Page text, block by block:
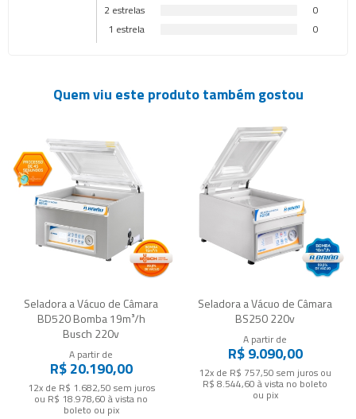
2 estrelas
0
1 estrela
0
Quem viu este produto também gostou
Seladora a Vácuo de Câmara
BD520 Bomba 19m³/h
Busch 220v
A partir de
R$ 20.190,00
12x de R$ 1.682,50 sem juros
ou R$ 18.978,60 à vista no
boleto ou pix
Seladora a Vácuo de Câmara
BS250 220v
A partir de
R$ 9.090,00
12x de R$ 757,50 sem juros ou
R$ 8.544,60 à vista no boleto
ou pix